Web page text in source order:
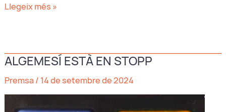
La
la
Llegeix més »
ALGEMESÍ ESTÀ EN STOPP
Premsa/ 14 de setembre de 2024